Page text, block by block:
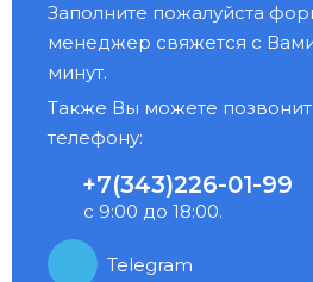
Заполните пожалуйста
менеджер свяжется с Вами
минут.
Также Вы можете
телефону:
+7(343)226-01-99
с 9:00 до 18:00.
Telegram